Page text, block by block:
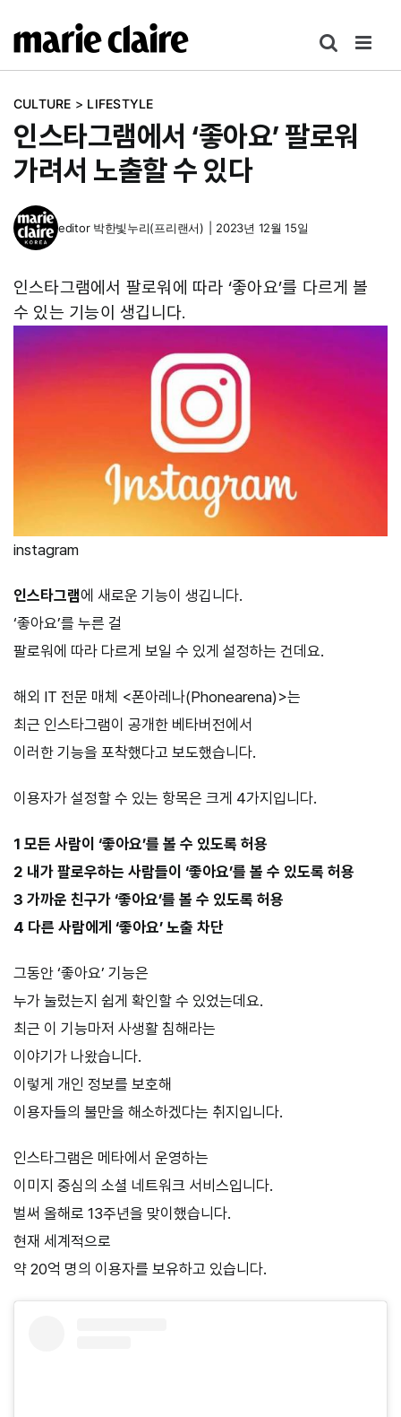
텐
건
기
CULTURE > LIFESTYLE
인스타그램에서 ‘좋아요’ 팔로워
가려서 노출할 수 있다
editor 박한빛누리(프리랜서) 2023년 12월 15일
인스타그램에서 팔로워에 따라 ‘좋아요’를 다르게 볼
수 있는 기능이 생깁니다.
instagram
인스타그램에 새로운 기능이 생깁니다.
‘좋아요’를 누른 걸
팔로워에 따라 다르게 보일 수 있게 설정하는 건데요.
해외 IT 전문 매체 <폰아레나(Phonearena)>는
최근 인스타그램이 공개한 베타버전에서
이러한 기능을 포착했다고 보도했습니다.
이용자가 설정할 수 있는 항목은 크게 4가지입니다.
1 모든 사람이 ‘좋아요’를 볼 수 있도록 허용
2 내가 팔로우하는 사람들이 ‘좋아요’를 볼 수 있도록 허용
3 가까운 친구가 ‘좋아요’를 볼 수 있도록 허용
4 다른 사람에게 ‘좋아요’ 노출 차단
그동안 ‘좋아요’ 기능은
누가 눌렀는지 쉽게 확인할 수 있었는데요.
최근 이 기능마저 사생활 침해라는
이야기가 나왔습니다.
이렇게 개인 정보를 보호해
이용자들의 불만을 해소하겠다는 취지입니다.
인스타그램은 메타에서 운영하는
이미지 중심의 소셜 네트워크 서비스입니다.
벌써 올해로 13주년을 맞이했습니다.
현재 세계적으로
약 20억 명의 이용자를 보유하고 있습니다.